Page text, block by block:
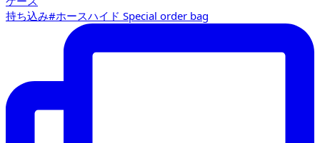
持ち込み#ホースハイド Special order bag